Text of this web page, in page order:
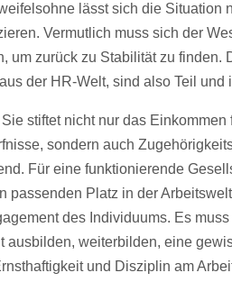
lässt sich die Situation
Vermutlich muss sich der
um zurück zu Stabilität zu finden.
der HR-Welt, sind also Teil und
stiftet nicht nur das Einkommen
sondern auch
Für eine funktionierende
passenden Platz in der
des Individuums. Es
ausbilden, weiterbilden, eine
und Disziplin am